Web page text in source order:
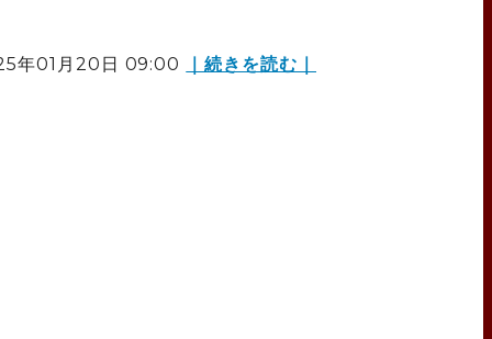
年01月20日 09:00 ｜続きを読む｜